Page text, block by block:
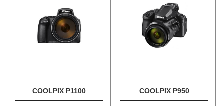
COOLPIX P1100 COOLPIX P950